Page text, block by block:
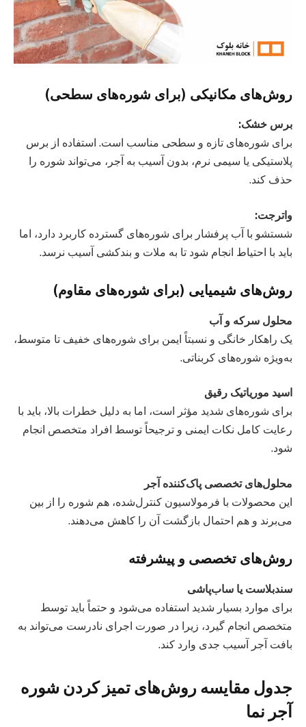
روش‌های مکانیکی (برای شوره‌های سطحی)
برس خشک:
برای شوره‌های تازه و سطحی مناسب است. استفاده از برس
پلاستیکی یا سیمی نرم، بدون آسیب به آجر، می‌تواند شوره را
حذف کند.
واترجت:
شستشو با آب پرفشار برای شوره‌های گسترده کاربرد دارد، اما
باید با احتیاط انجام شود تا به ملات و بندکشی آسیب نرسد.
روش‌های شیمیایی (برای شوره‌های مقاوم)
محلول سرکه و آب
یک راهکار خانگی و نسبتاً ایمن برای شوره‌های خفیف تا متوسط،
به‌ویژه شوره‌های کربناتی.
اسید موریاتیک رقیق
برای شوره‌های شدید مؤثر است، اما به دلیل خطرات بالا، باید با
رعایت کامل نکات ایمنی و ترجیحاً توسط افراد متخصص انجام
شود.
محلول‌های تخصصی پاک‌کننده آجر
این محصولات با فرمولاسیون کنترل‌شده، هم شوره را از بین
می‌برند و هم احتمال بازگشت آن را کاهش می‌دهند.
روش‌های تخصصی و پیشرفته
سندبلاست یا ساب‌پاشی
برای موارد بسیار شدید استفاده می‌شود و حتماً باید توسط
متخصص انجام گیرد، زیرا در صورت اجرای نادرست می‌تواند به
بافت آجر آسیب جدی وارد کند.
جدول مقایسه روش‌های تمیز کردن شوره
آجر نما